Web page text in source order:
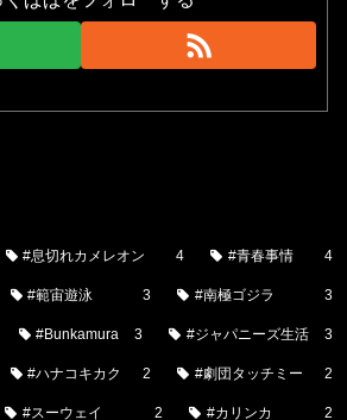
#息切れカメレオン 4 #青春事情 4
#範宙遊泳 3 #南極ゴジラ 3
#Bunkamura 3 #ジャパニーズ生活 3
#ハナコキカク 2 #劇団タッチミー 2
#スーウェイ 2 #カリンカ 2